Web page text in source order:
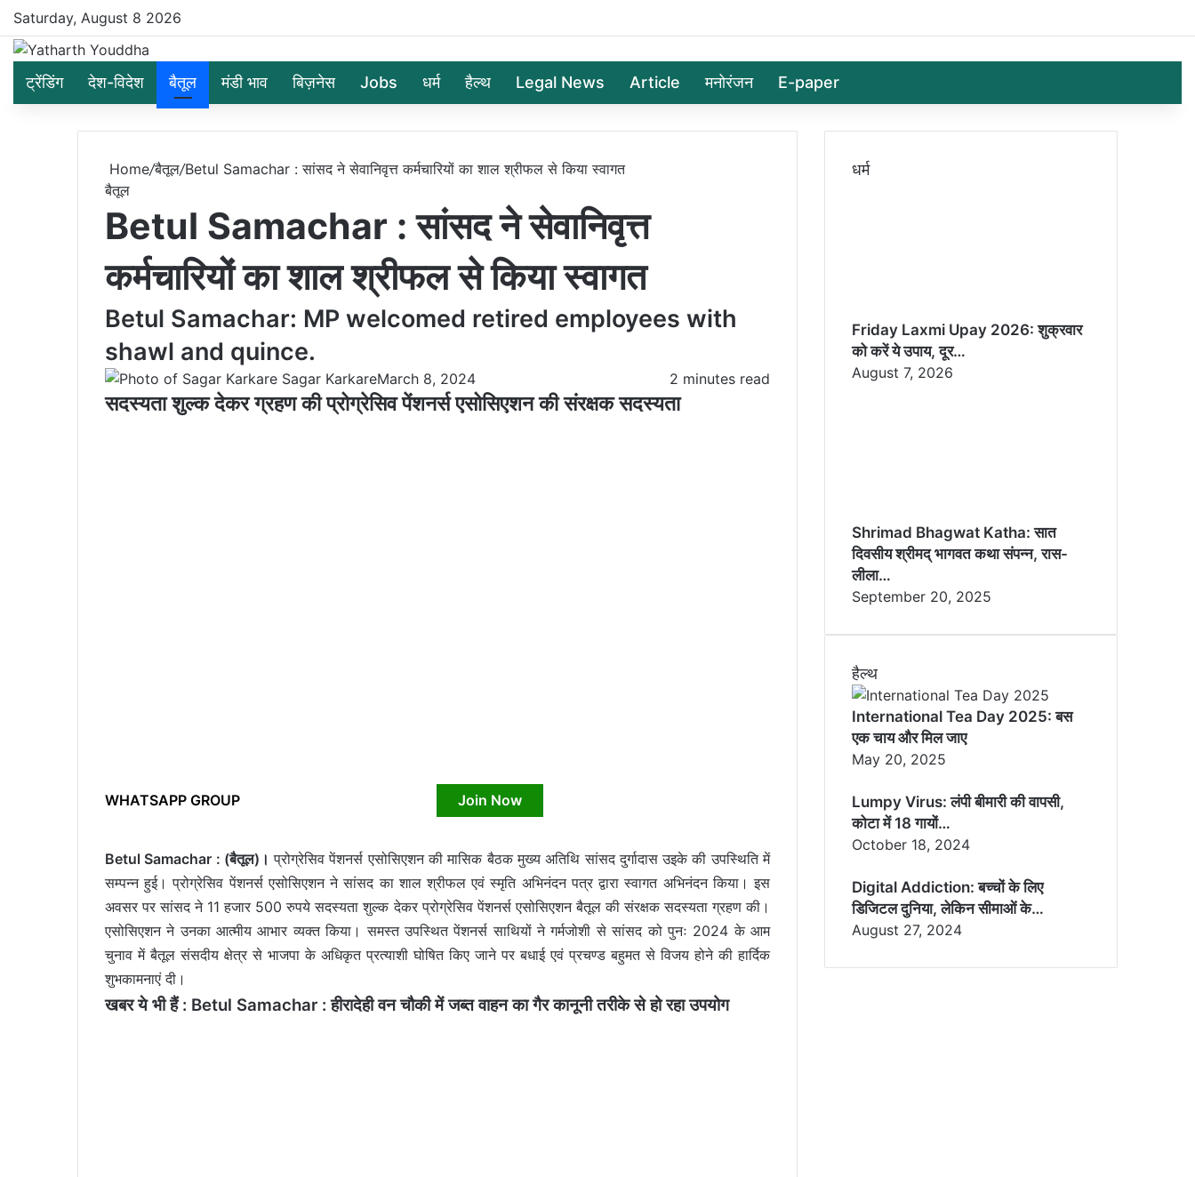
Saturday, August 8 2026
ट्रेंडिंग देश-विदेश बैतूल मंडी भाव बिज़नेस Jobs धर्म हैल्थ Legal News Article मनोरंजन E-paper
Home/बैतूल/Betul Samachar : सांसद ने सेवानिवृत्त कर्मचारियों का शाल श्रीफल से किया स्वागत
बैतूल
Betul Samachar : सांसद ने सेवानिवृत्त
कर्मचारियों का शाल श्रीफल से किया स्वागत
Betul Samachar: MP welcomed retired employees with
shawl and quince.
Sagar KarkareMarch 8, 2024 2 minutes read
सदस्यता शुल्क देकर ग्रहण की प्रोग्रेसिव पेंशनर्स एसोसिएशन की संरक्षक सदस्यता
WHATSAPP GROUP Join Now
Betul Samachar : (बैतूल)। प्रोग्रेसिव पेंशनर्स एसोसिएशन की मासिक बैठक मुख्य अतिथि सांसद दुर्गादास उइके की उपस्थिति में
सम्पन्न हुई। प्रोग्रेसिव पेंशनर्स एसोसिएशन ने सांसद का शाल श्रीफल एवं स्मृति अभिनंदन पत्र द्वारा स्वागत अभिनंदन किया। इस
अवसर पर सांसद ने 11 हजार 500 रुपये सदस्यता शुल्क देकर प्रोग्रेसिव पेंशनर्स एसोसिएशन बैतूल की संरक्षक सदस्यता ग्रहण की।
एसोसिएशन ने उनका आत्मीय आभार व्यक्त किया। समस्त उपस्थित पेंशनर्स साथियों ने गर्मजोशी से सांसद को पुनः 2024 के आम
चुनाव में बैतूल संसदीय क्षेत्र से भाजपा के अधिकृत प्रत्याशी घोषित किए जाने पर बधाई एवं प्रचण्ड बहुमत से विजय होने की हार्दिक
शुभकामनाएं दी।
खबर ये भी हैं : Betul Samachar : हीरादेही वन चौकी में जब्त वाहन का गैर कानूनी तरीके से हो रहा उपयोग
धर्म
Friday Laxmi Upay 2026: शुक्रवार
को करें ये उपाय, दूर…
August 7, 2026
Shrimad Bhagwat Katha: सात
दिवसीय श्रीमद् भागवत कथा संपन्न, रास-
लीला…
September 20, 2025
हैल्थ
International Tea Day 2025: बस
एक चाय और मिल जाए
May 20, 2025
Lumpy Virus: लंपी बीमारी की वापसी,
कोटा में 18 गायों…
October 18, 2024
Digital Addiction: बच्चों के लिए
डिजिटल दुनिया, लेकिन सीमाओं के…
August 27, 2024